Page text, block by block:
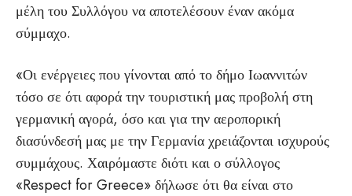
μέλη του Συλλόγου να αποτελέσουν έναν ακόμα
σύμμαχο.
«Οι ενέργειες που γίνονται από το δήμο Ιωαννιτών
τόσο σε ότι αφορά την τουριστική μας προβολή στη
γερμανική αγορά, όσο και για την αεροπορική
διασύνδεσή μας με την Γερμανία χρειάζονται ισχυρούς
συμμάχους. Χαιρόμαστε διότι και ο σύλλογος
«Respect for Greece» δήλωσε ότι θα είναι στο